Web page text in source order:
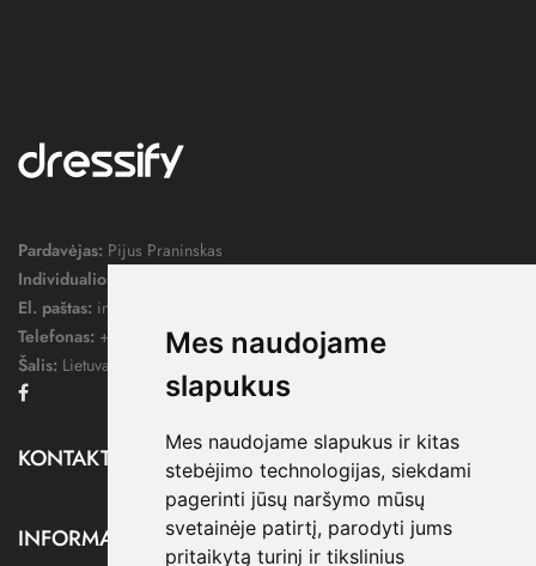
Mes naudojame
slapukus
Mes naudojame slapukus ir kitas
stebėjimo technologijas, siekdami
pagerinti jūsų naršymo mūsų
svetainėje patirtį, parodyti jums
pritaikytą turinį ir tikslinius
Pardavėjas: Pijus Praninskas
Individualios veiklos pažymos nr.:
El. paštas: info@dressify.lt
Telefonas: +370 676 78578
Šalis: Lietuva
KONTAKTAI
INFORMACIJA